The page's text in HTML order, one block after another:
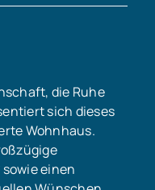
die Ruhe
sich dieses
Wohnhaus.
einen